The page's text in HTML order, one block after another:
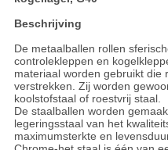
Beschrijving
De metaalballen rollen
controlekleppen en
materiaal worden gebruikt die
verstrekken. Zij worden
koolstofstaal of roestvrij staal.
De staalballen worden
legeringsstaal van het
maximumsterkte en